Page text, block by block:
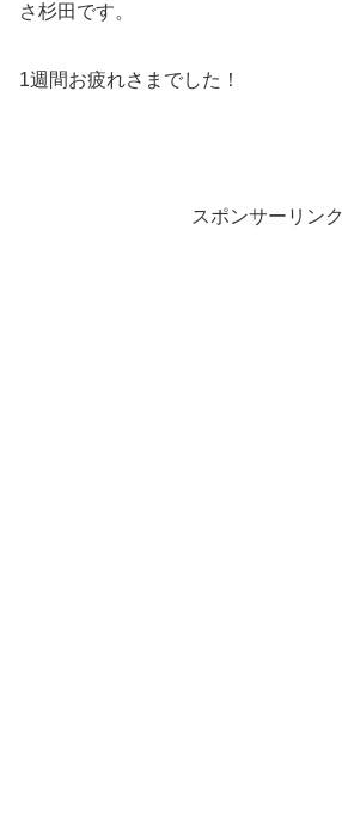
さ杉田です。
1週間お疲れさまでした！
スポンサーリンク